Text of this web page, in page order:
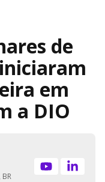
de
em
a DIO